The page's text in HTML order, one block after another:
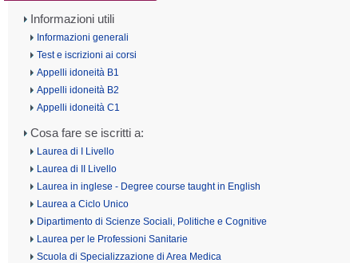
Informazioni utili
Informazioni generali
Test e iscrizioni ai corsi
Appelli idoneità B1
Appelli idoneità B2
Appelli idoneità C1
Cosa fare se iscritti a:
Laurea di I Livello
Laurea di II Livello
Laurea in inglese - Degree course taught in English
Laurea a Ciclo Unico
Dipartimento di Scienze Sociali, Politiche e Cognitive
Laurea per le Professioni Sanitarie
Scuola di Specializzazione di Area Medica